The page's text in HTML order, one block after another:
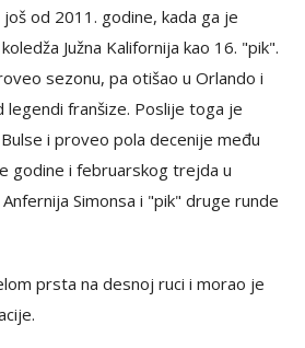
još od 2011. godine, kada ga je
Južna Kalifornija kao 16. "pik".
sezonu, pa otišao u Orlando i
franšize. Poslije toga je
i proveo pola decenije među
godine i februarskog trejda u
Simonsa i "pik" druge runde
prsta na desnoj ruci i morao je